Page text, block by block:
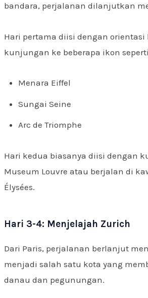
bandara, perjalanan dilanjutkan
Hari pertama diisi dengan orientasi
kunjungan ke beberapa ikon
Menara Eiffel
Sungai Seine
Arc de Triomphe
Hari kedua biasanya diisi dengan
Museum Louvre atau berjalan di
Élysées.
Hari 3-4: Menjelajah Zurich
Dari Paris, perjalanan berlanjut
menjadi salah satu kota yang
danau dan pegunungan.